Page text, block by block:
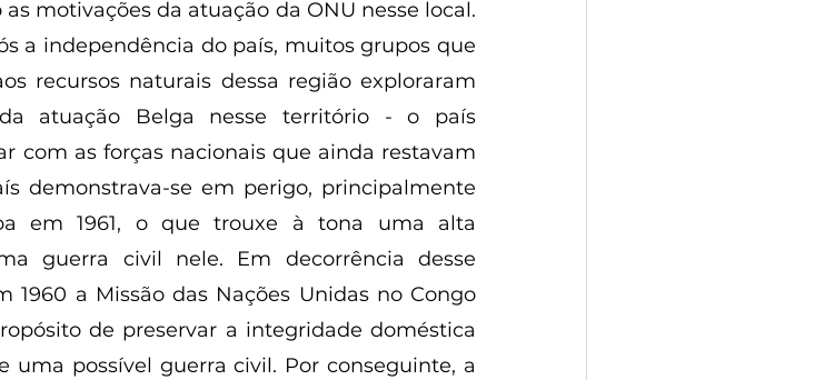
motivações da atuação da ONU nesse local.
a independência do país, muitos grupos que
recursos naturais dessa região exploraram
atuação Belga nesse território - o país
com as forças nacionais que ainda restavam
demonstrava-se em perigo, principalmente
em 1961, o que trouxe à tona uma alta
guerra civil nele. Em decorrência desse
1960 a Missão das Nações Unidas no Congo
de preservar a integridade doméstica
uma possível guerra civil. Por conseguinte, a